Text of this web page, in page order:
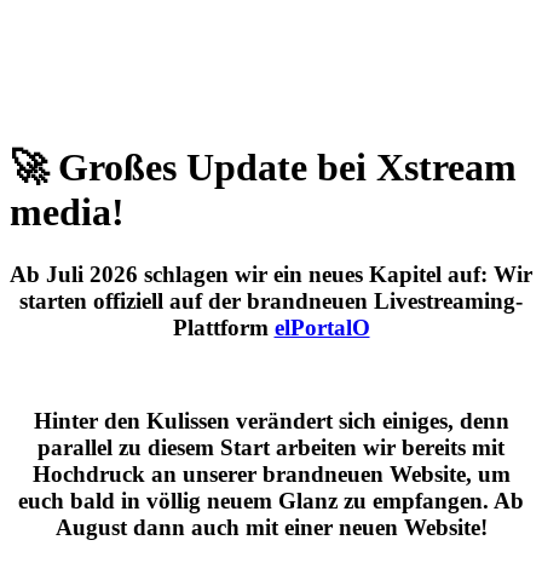
🚀 Großes Update bei Xstream
media!
Ab Juli 2026 schlagen wir ein neues Kapitel auf: Wir
starten offiziell auf der brandneuen Livestreaming-
Plattform elPortalO
Hinter den Kulissen verändert sich einiges, denn
parallel zu diesem Start arbeiten wir bereits mit
Hochdruck an unserer brandneuen Website, um
euch bald in völlig neuem Glanz zu empfangen. Ab
August dann auch mit einer neuen Website!